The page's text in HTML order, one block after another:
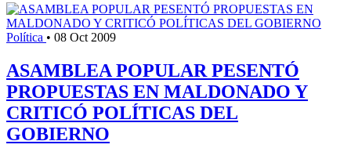
Política • 08 Oct 2009
ASAMBLEA POPULAR PESENTÓ
PROPUESTAS EN MALDONADO Y
CRITICÓ POLÍTICAS DEL
GOBIERNO